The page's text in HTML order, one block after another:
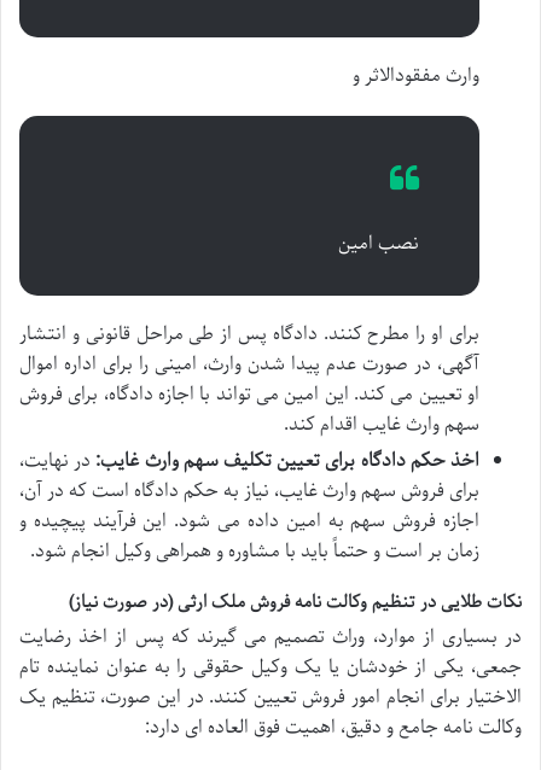
وارث مفقودالاثر و
نصب امین
برای او را مطرح کنند. دادگاه پس از طی مراحل قانونی و انتشار
آگهی، در صورت عدم پیدا شدن وارث، امینی را برای اداره اموال
او تعیین می کند. این امین می تواند با اجازه دادگاه، برای فروش
سهم وارث غایب اقدام کند.
اخذ حکم دادگاه برای تعیین تکلیف سهم وارث غایب: در نهایت،
برای فروش سهم وارث غایب، نیاز به حکم دادگاه است که در آن،
اجازه فروش سهم به امین داده می شود. این فرآیند پیچیده و
زمان بر است و حتماً باید با مشاوره و همراهی وکیل انجام شود.
نکات طلایی در تنظیم وکالت نامه فروش ملک ارثی (در صورت نیاز)
در بسیاری از موارد، وراث تصمیم می گیرند که پس از اخذ رضایت
جمعی، یکی از خودشان یا یک وکیل حقوقی را به عنوان نماینده تام
الاختیار برای انجام امور فروش تعیین کنند. در این صورت، تنظیم یک
وکالت نامه جامع و دقیق، اهمیت فوق العاده ای دارد: